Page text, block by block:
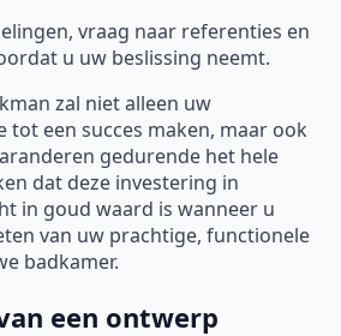
vraag naar referenties en
u uw beslissing neemt.
zal niet alleen uw
tot een succes maken, maar ook
gedurende het hele
dat deze investering in
in goud waard is wanneer u
van uw prachtige, functionele
badkamer.
een ontwerp